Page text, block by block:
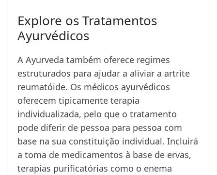
Explore os Tratamentos
Ayurvédicos
A Ayurveda também oferece regimes
estruturados para ajudar a aliviar a artrite
reumatóide. Os médicos ayurvédicos
oferecem tipicamente terapia
individualizada, pelo que o tratamento
pode diferir de pessoa para pessoa com
base na sua constituição individual. Incluirá
a toma de medicamentos à base de ervas,
terapias purificatórias como o enema